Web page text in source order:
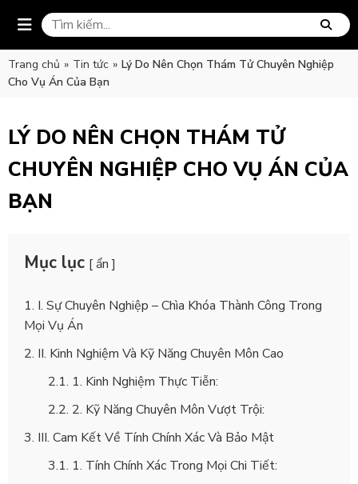
Trang chủ » Tin tức » Lý Do Nên Chọn Thám Tử Chuyên Nghiệp
Cho Vụ Án Của Bạn
LÝ DO NÊN CHỌN THÁM TỬ
CHUYÊN NGHIỆP CHO VỤ ÁN CỦA
BẠN
Mục lục [ ẩn ]
I. Sự Chuyên Nghiệp – Chìa Khóa Thành Công Trong
Mọi Vụ Án
II. Kinh Nghiệm Và Kỹ Năng Chuyên Môn Cao
1. Kinh Nghiệm Thực Tiễn:
2. Kỹ Năng Chuyên Môn Vượt Trội:
III. Cam Kết Về Tính Chính Xác Và Bảo Mật
1. Tính Chính Xác Trong Mọi Chi Tiết: